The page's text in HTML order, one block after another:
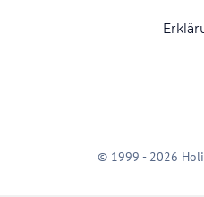
© 1999 - 2026